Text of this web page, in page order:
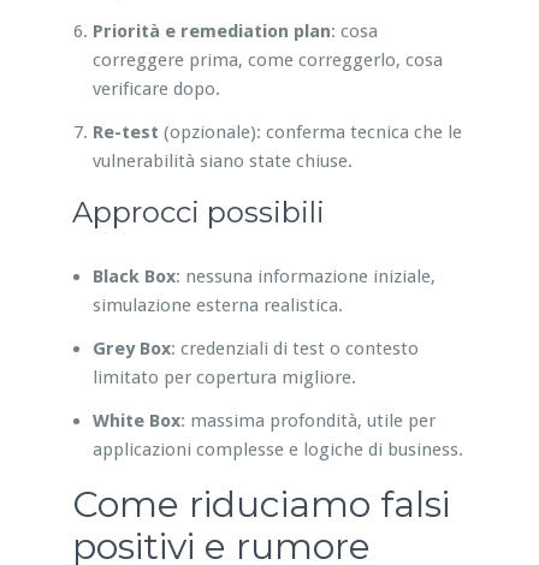
Priorità e remediation plan: cosa
correggere prima, come correggerlo, cosa
verificare dopo.
Re-test (opzionale): conferma tecnica che le
vulnerabilità siano state chiuse.
Approcci possibili
Black Box: nessuna informazione iniziale,
simulazione esterna realistica.
Grey Box: credenziali di test o contesto
limitato per copertura migliore.
White Box: massima profondità, utile per
applicazioni complesse e logiche di business.
Come riduciamo falsi
positivi e rumore